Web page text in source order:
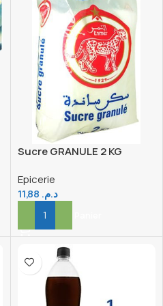
Sucre GRANULE 2 KG
Epicerie
د.م.
Ajouter Au Panier